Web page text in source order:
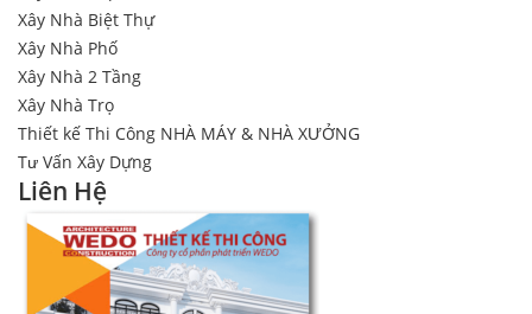
Xây Nhà Biệt Thự
Xây Nhà Phố
Xây Nhà 2 Tầng
Xây Nhà Trọ
Thiết kế Thi Công NHÀ MÁY & NHÀ XƯỞNG
Tư Vấn Xây Dựng
Liên Hệ